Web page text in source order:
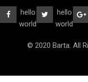
hello
world
hello
world
© 2020 Barta. All